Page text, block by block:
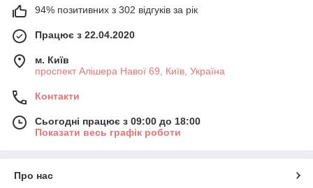
94% позитивних з 302 відгуків за рік
Працює з 22.04.2020
м. Київ
проспект Алішера Навої 69, Київ, Україна
Контакти
Сьогодні працює з 09:00 до 18:00
Показати весь графік роботи
Про нас